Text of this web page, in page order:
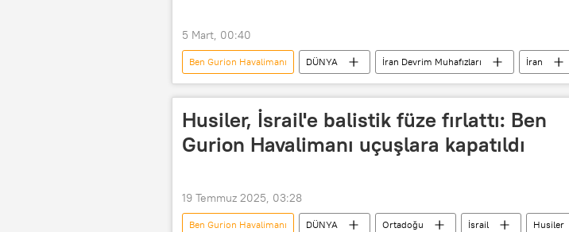
5 Mart, 00:40
Ben Gurion Havalimanı DÜNYA İran Devrim Muhafızları İran
İsrail Savunma Bakanlığı
Ortadoğu Tel Aviv Tasnim
Husiler, İsrail'e balistik füze fırlattı: Ben
Gurion Havalimanı uçuşlara kapatıldı
19 Temmuz 2025, 03:28
Ben Gurion Havalimanı DÜNYA Ortadoğu İsrail
Husiler